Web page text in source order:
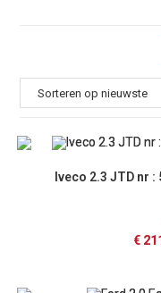
Iveco 2.3 JTD nr
€